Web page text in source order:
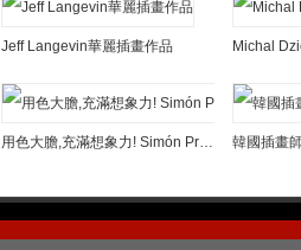
Jeff Langevin華麗插畫作品
用色大膽,充滿想象力! Simón Prades創意插畫作品